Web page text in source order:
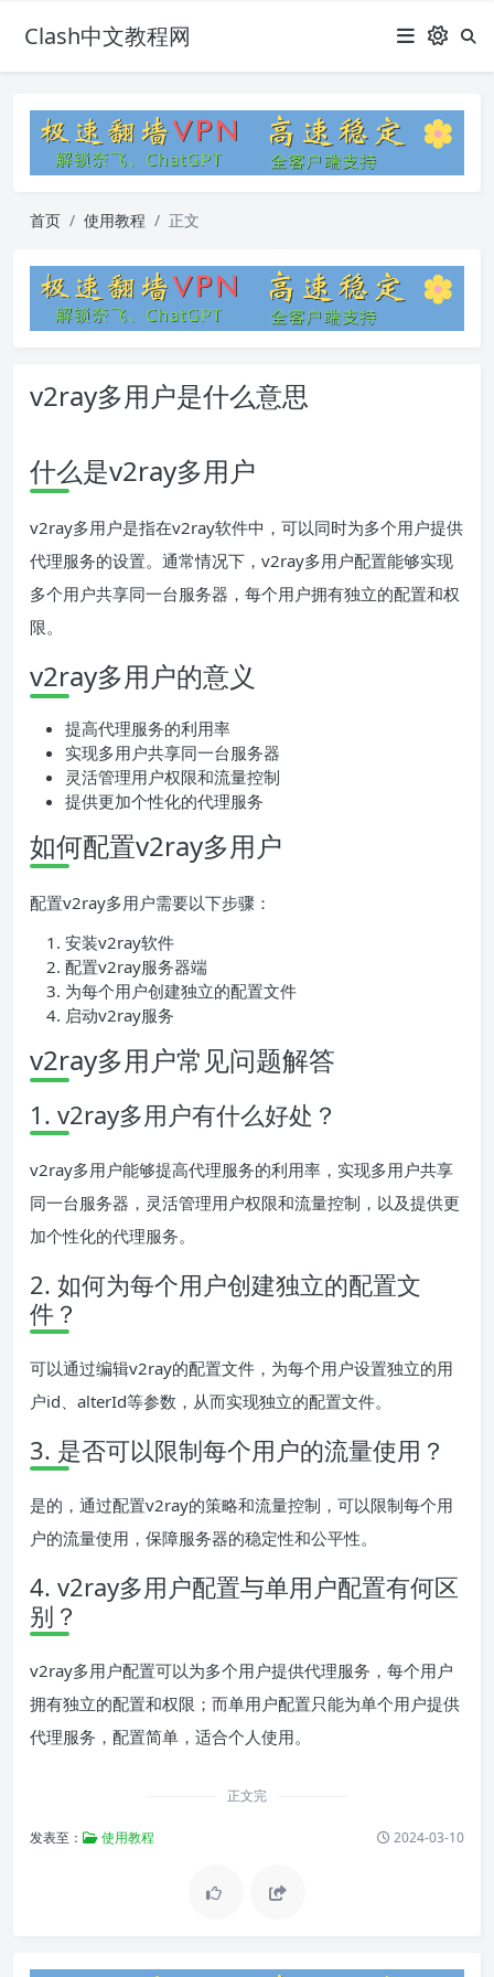
Clash中文教程网
首页 使用教程 正文
v2ray多用户是什么意思
什么是v2ray多用户
v2ray多用户是指在v2ray软件中，可以同时为多个用户提供
代理服务的设置。通常情况下，v2ray多用户配置能够实现
多个用户共享同一台服务器，每个用户拥有独立的配置和权
限。
v2ray多用户的意义
提高代理服务的利用率
实现多用户共享同一台服务器
灵活管理用户权限和流量控制
提供更加个性化的代理服务
如何配置v2ray多用户
配置v2ray多用户需要以下步骤：
安装v2ray软件
配置v2ray服务器端
为每个用户创建独立的配置文件
启动v2ray服务
v2ray多用户常见问题解答
1. v2ray多用户有什么好处？
v2ray多用户能够提高代理服务的利用率，实现多用户共享
同一台服务器，灵活管理用户权限和流量控制，以及提供更
加个性化的代理服务。
2. 如何为每个用户创建独立的配置文
件？
可以通过编辑v2ray的配置文件，为每个用户设置独立的用
户id、alterId等参数，从而实现独立的配置文件。
3. 是否可以限制每个用户的流量使用？
是的，通过配置v2ray的策略和流量控制，可以限制每个用
户的流量使用，保障服务器的稳定性和公平性。
4. v2ray多用户配置与单用户配置有何区
别？
v2ray多用户配置可以为多个用户提供代理服务，每个用户
拥有独立的配置和权限；而单用户配置只能为单个用户提供
代理服务，配置简单，适合个人使用。
正文完
发表至： 使用教程 2024-03-10